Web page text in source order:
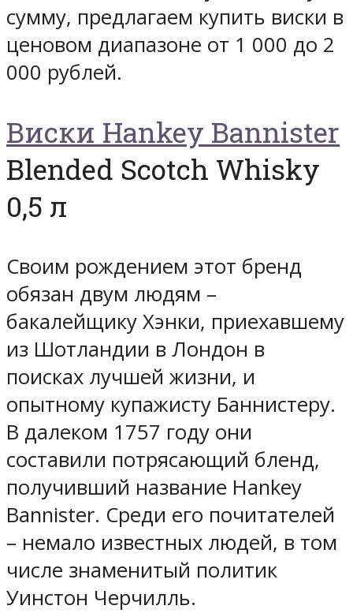
сумму, предлагаем купить виски в
ценовом диапазоне от 1 000 до 2
000 рублей.
Виски Hankey Bannister
Blended Scotch Whisky
0,5 л
Своим рождением этот бренд
обязан двум людям –
бакалейщику Хэнки, приехавшему
из Шотландии в Лондон в
поисках лучшей жизни, и
опытному купажисту Баннистеру.
В далеком 1757 году они
составили потрясающий бленд,
получивший название Hankey
Bannister. Среди его почитателей
– немало известных людей, в том
числе знаменитый политик
Уинстон Черчилль.